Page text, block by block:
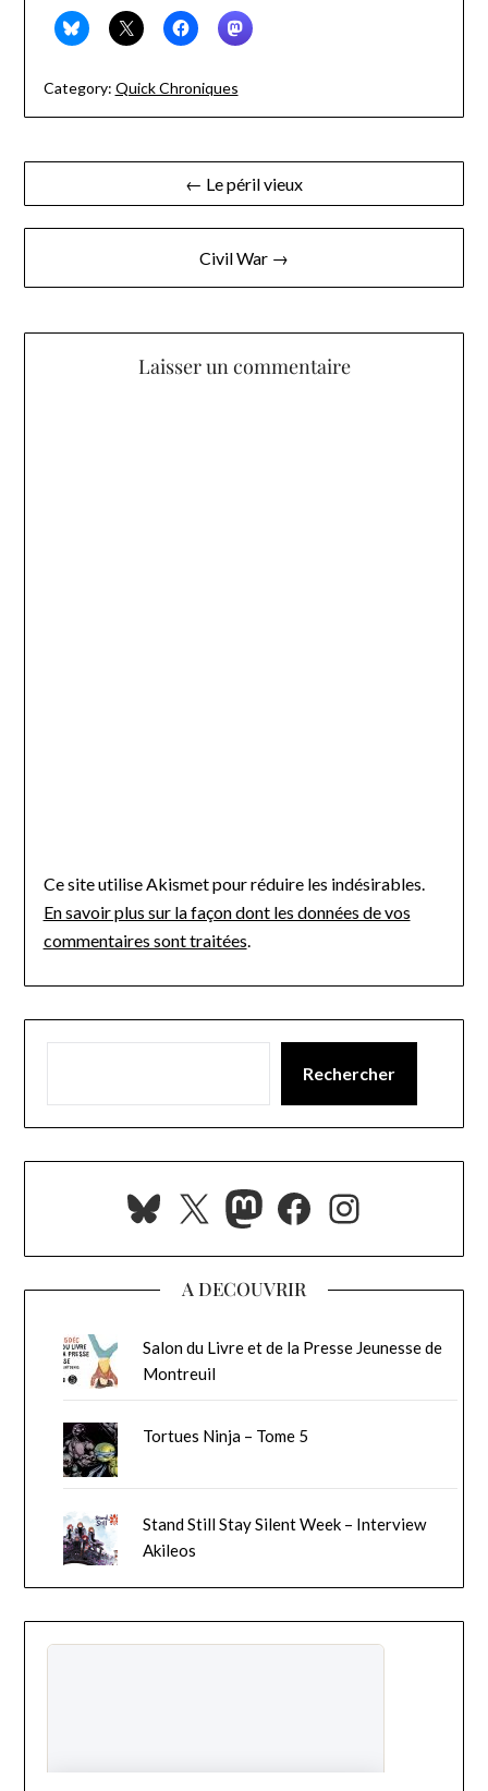
Category: Quick Chroniques
Navigation
de
← Le péril vieux
Civil War →
Laisser un commentaire
Ce site utilise Akismet pour réduire les indésirables.
En savoir plus sur la façon dont les données de vos
commentaires sont traitées.
Rechercher
Bluesky
X Mastodon
Facebook
A DECOUVRIR
Salon du Livre et de la Presse Jeunesse de
Montreuil
Tortues Ninja – Tome 5
Stand Still Stay Silent Week – Interview
Akileos